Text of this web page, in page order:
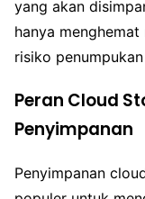
yang akan
hanya
risiko
Peran Cloud
Penyimpanan
Penyimpanan